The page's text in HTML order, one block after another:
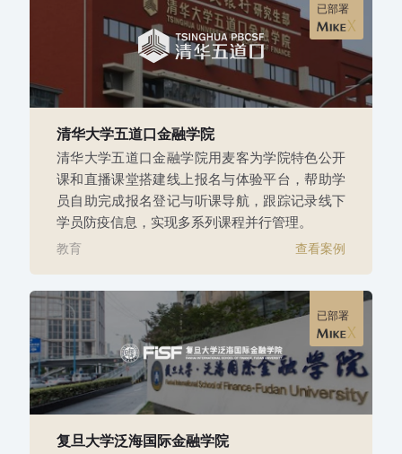
已部署
清华大学五道口金融学院
清华大学五道口金融学院用麦客为学院特色公开
课和直播课堂搭建线上报名与体验平台，帮助学
员自助完成报名登记与听课导航，跟踪记录线下
学员防疫信息，实现多系列课程并行管理。
教育 查看案例
已部署
复旦大学泛海国际金融学院